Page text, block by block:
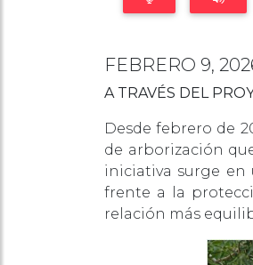
FEBRERO 9,
A TRAVÉS DEL
Desde febrero de
de arborización
iniciativa surge en
frente a la
relación más